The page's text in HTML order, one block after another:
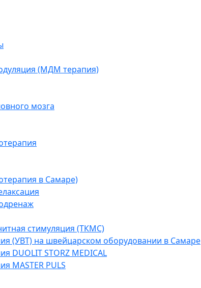
(МДМ терапия)
мозга
в Самаре)
стимуляция (ТКМС)
(УВТ) на швейцарском оборудовании в Самаре
DUOLIT STORZ MEDICAL
MASTER PULS